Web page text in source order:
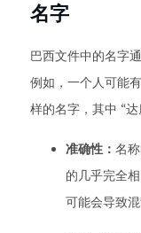
名字
巴西文件中的名字
例如，一个人可能
样的名字，其中 “达
准确性： 名
的几乎完全
可能会导致混